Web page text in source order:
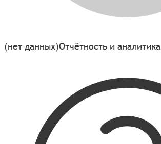
(нет данных)Отчётность и аналитика